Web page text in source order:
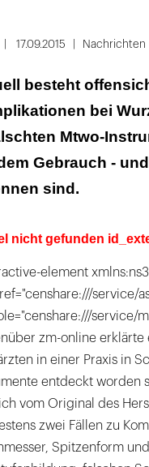
17.09.2015 Nachrichten
besteht
bei
Mtwo-
Gebrauch -
sind.
nicht gefunden
element
service/
service/
zm-online erklärte
in einer Praxis in
entdeckt worden
vom Original des
zwei Fällen zu
Spitzenform